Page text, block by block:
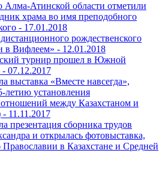
Алма-Атинской области отметили
храма во имя преподобного
- 17.01.2018
рождественского
в Вифлеем» - 12.01.2018
турнир прошел в Южной
- 07.12.2017
выставка «Вместе навсегда»,
летию установления
между Казахстаном и
- 11.11.2017
презентация сборника трудов
и открылась фотовыставка,
в Казахстане и Средней